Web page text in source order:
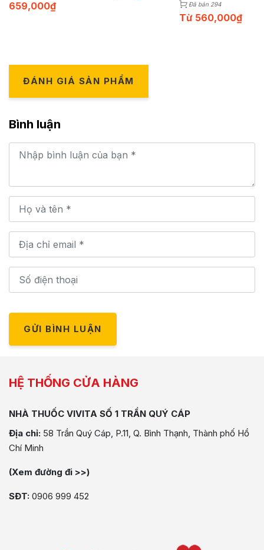
659,000₫ Đã bán 294
Từ 560,000₫
ĐÁNH GIÁ SẢN PHẨM
Bình luận
GỬI BÌNH LUẬN
HỆ THỐNG CỬA HÀNG
NHÀ THUỐC VIVITA SỐ 1 TRẦN QUÝ CÁP
Địa chỉ: 58 Trần Quý Cáp, P.11, Q. Bình Thạnh, Thành phố Hồ
Chí Minh
(Xem đường đi >>)
SĐT: 0906 999 452